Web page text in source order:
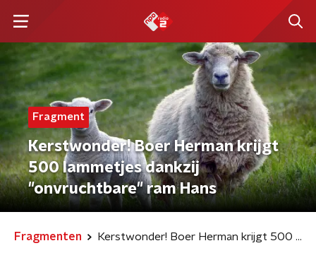
Fragment
Kerstwonder! Boer Herman krijgt
500 lammetjes dankzij
"onvruchtbare" ram Hans
Fragmenten Kerstwonder! Boer Herman krijgt 500 lammetjes dankzij "onvruchtbare" ram Hans